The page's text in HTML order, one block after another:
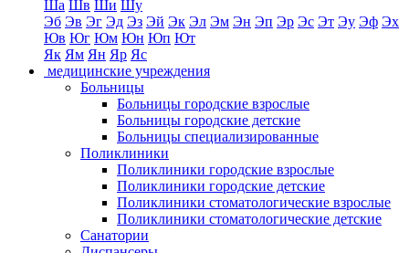
Ша Шв Ши Шу
Эб Эв Эг Эд Эз Эй Эк Эл Эм Эн Эп Эр Эс Эт Эу Эф Эх
Юв Юг Юм Юн Юп Ют
Як Ям Ян Яр Яс
медицинские учреждения
Больницы
Больницы городские взрослые
Больницы городские детские
Больницы специализированные
Поликлиники
Поликлиники городские взрослые
Поликлиники городские детские
Поликлиники стоматологические взрослые
Поликлиники стоматологические детские
Санатории